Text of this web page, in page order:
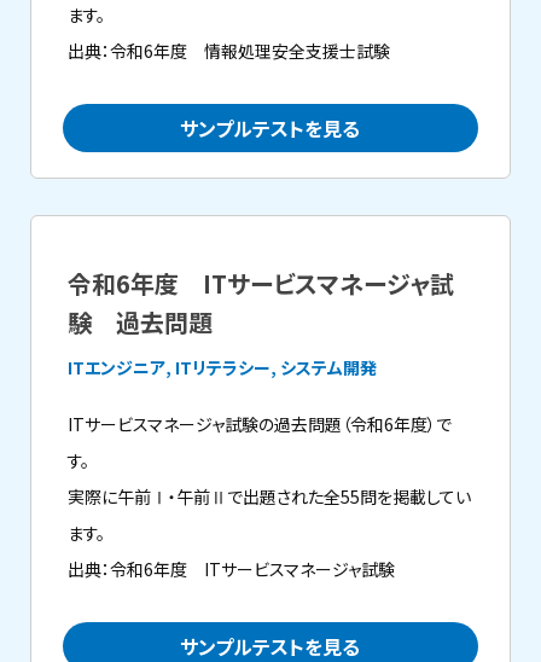
ます。
出典：令和6年度 情報処理安全支援士試験
サンプルテストを見る
令和6年度 ITサービスマネージャ試
験 過去問題
ITエンジニア, ITリテラシー, システム開発
ITサービスマネージャ試験の過去問題（令和6年度）で
す。
実際に午前Ⅰ・午前Ⅱで出題された全55問を掲載してい
ます。
出典：令和6年度 ITサービスマネージャ試験
サンプルテストを見る